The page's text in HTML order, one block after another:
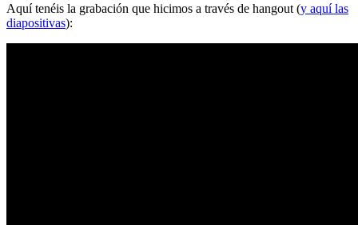
Aquí tenéis la grabación que hicimos a través de hangout (y aquí las
diapositivas):